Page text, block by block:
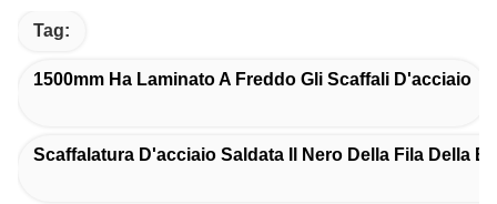
Tag:
1500mm Ha Laminato A Freddo Gli Scaffali D'acciaio
Scaffalatura D'acciaio Saldata Il Nero Della Fila Della